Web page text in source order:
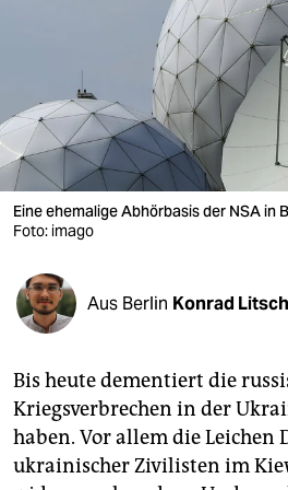
wahrheit
verlag
verlag
veranstaltungen
shop
fragen & hilfe
unterstützen
abo
genossenschaft
Eine ehemalige Abhörbasis der NSA in
Foto: imago
Aus Berlin Konrad
Bis heute dementiert die
Kriegsverbrechen in der
haben. Vor allem die Leichen
ukrainischer Zivilisten im